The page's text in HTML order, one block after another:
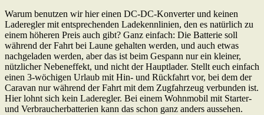
Warum benutzen wir hier einen DC-DC-Konverter und keinen
Laderegler mit entsprechenden Ladekennlinien, den es natürlich zu
einem höheren Preis auch gibt? Ganz einfach: Die Batterie soll
während der Fahrt bei Laune gehalten werden, und auch etwas
nachgeladen werden, aber das ist beim Gespann nur ein kleiner,
nützlicher Nebeneffekt, und nicht der Hauptlader. Stellt euch einfach
einen 3-wöchigen Urlaub mit Hin- und Rückfahrt vor, bei dem der
Caravan nur während der Fahrt mit dem Zugfahrzeug verbunden ist.
Hier lohnt sich kein Laderegler. Bei einem Wohnmobil mit Starter-
und Verbraucherbatterien kann das schon ganz anders aussehen.